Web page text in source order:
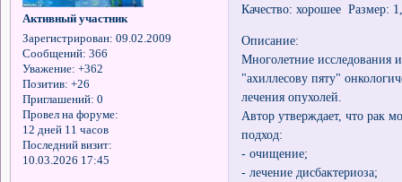
Активный участник
Зарегистрирован: 09.02.2009
Сообщений: 366
Уважение: +362
Позитив: +26
Приглашений: 0
Провел на форуме:
12 дней 11 часов
Последний визит:
10.03.2026 17:45
Качество: хорошее Размер:
Описание:
Многолетние исследования
"ахиллесову пяту"
лечения опухолей.
Автор утверждает, что рак
подход:
- очищение;
- лечение дисбактериоза;